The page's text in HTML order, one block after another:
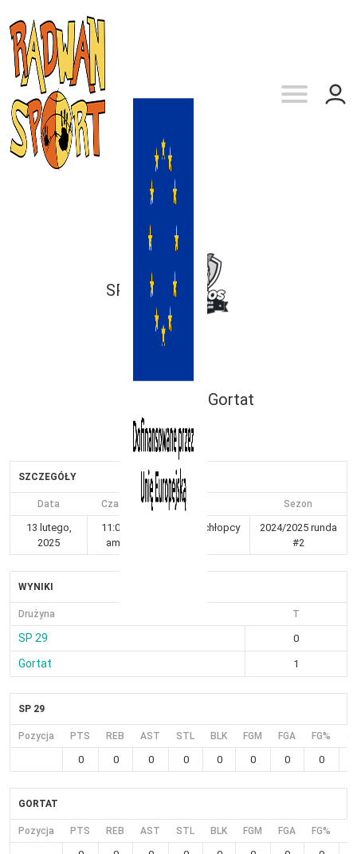
SP 29
Gortat
SZCZEGÓŁY
Data Czas Liga Sezon
13 lutego,
2025
11:01
am
Kraków 5-6 chłopcy
2024/2025 runda
#2
WYNIKI
Drużyna T
SP 29 0
Gortat 1
SP 29
Pozycja PTS REB AST STL BLK FGM FGA FG%
0 0 0 0 0 0 0 0
GORTAT
Pozycja PTS REB AST STL BLK FGM FGA FG%